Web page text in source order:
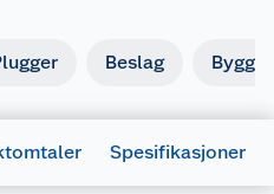
Beslag
Spesifikasjoner